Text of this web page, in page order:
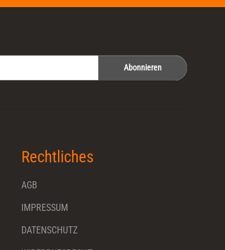
Abonnieren
Rechtliches
AGB
IMPRESSUM
DATENSCHUTZ